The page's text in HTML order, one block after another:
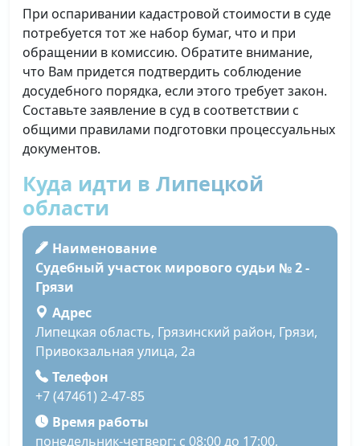
При оспаривании кадастровой стоимости в суде
потребуется тот же набор бумаг, что и при
обращении в комиссию. Обратите внимание,
что Вам придется подтвердить соблюдение
досудебного порядка, если этого требует закон.
Составьте заявление в суд в соответствии с
общими правилами подготовки процессуальных
документов.
Куда идти в Липецкой
области
Наименование
Судебный участок мирового судьи № 2 -
Грязи
Адрес
Липецкая область, Грязинский район, Грязи,
Привокзальная улица, 2а
Телефон
+7 (47461) 2-47-85
Время работы
понедельник-четверг: с 08:00 до 17:00,